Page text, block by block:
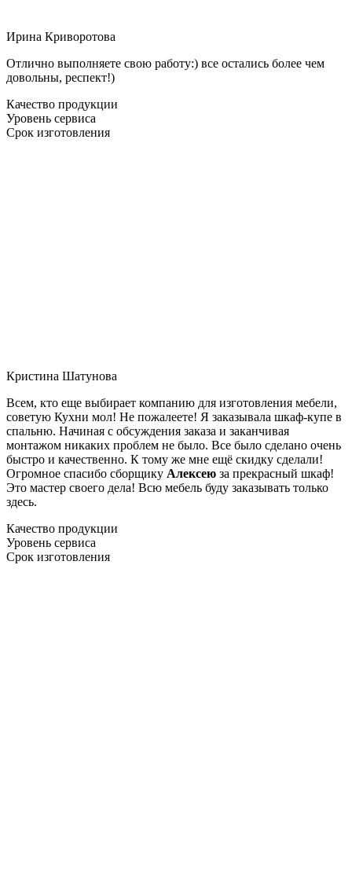
Ирина Криворотова
Отлично выполняете свою работу:) все остались более чем
довольны, респект!)
Качество продукции
Уровень сервиса
Срок изготовления
Кристина Шатунова
Всем, кто еще выбирает компанию для изготовления мебели,
советую Кухни мол! Не пожалеете! Я заказывала шкаф-купе в
спальню. Начиная с обсуждения заказа и заканчивая
монтажом никаких проблем не было. Все было сделано очень
быстро и качественно. К тому же мне ещё скидку сделали!
Огромное спасибо сборщику Алексею за прекрасный шкаф!
Это мастер своего дела! Всю мебель буду заказывать только
здесь.
Качество продукции
Уровень сервиса
Срок изготовления